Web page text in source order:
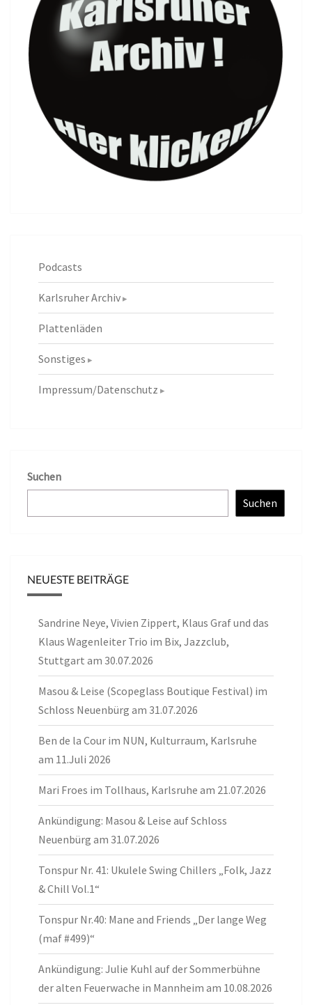
Podcasts
Karlsruher Archiv
Plattenläden
Sonstiges
Impressum/Datenschutz
Suchen
Suchen
NEUESTE BEITRÄGE
Sandrine Neye, Vivien Zippert, Klaus Graf und das
Klaus Wagenleiter Trio im Bix, Jazzclub,
Stuttgart am 30.07.2026
Masou & Leise (Scopeglass Boutique Festival) im
Schloss Neuenbürg am 31.07.2026
Ben de la Cour im NUN, Kulturraum, Karlsruhe
am 11.Juli 2026
Mari Froes im Tollhaus, Karlsruhe am 21.07.2026
Ankündigung: Masou & Leise auf Schloss
Neuenbürg am 31.07.2026
Tonspur Nr. 41: Ukulele Swing Chillers „Folk, Jazz
& Chill Vol.1“
Tonspur Nr.40: Mane and Friends „Der lange Weg
(maf #499)“
Ankündigung: Julie Kuhl auf der Sommerbühne
der alten Feuerwache in Mannheim am 10.08.2026